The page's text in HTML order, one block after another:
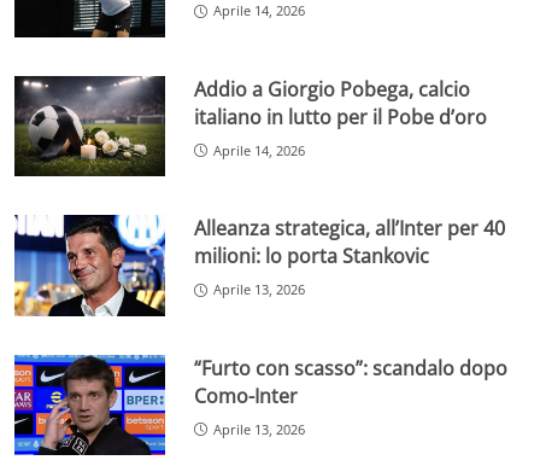
Aprile 14, 2026
Addio a Giorgio Pobega, calcio
italiano in lutto per il Pobe d’oro
Aprile 14, 2026
Alleanza strategica, all’Inter per 40
milioni: lo porta Stankovic
Aprile 13, 2026
“Furto con scasso”: scandalo dopo
Como-Inter
Aprile 13, 2026